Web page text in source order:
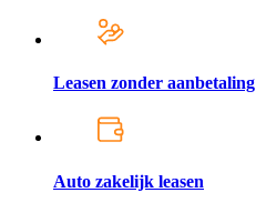
Leasen zonder aanbetaling
Auto zakelijk leasen